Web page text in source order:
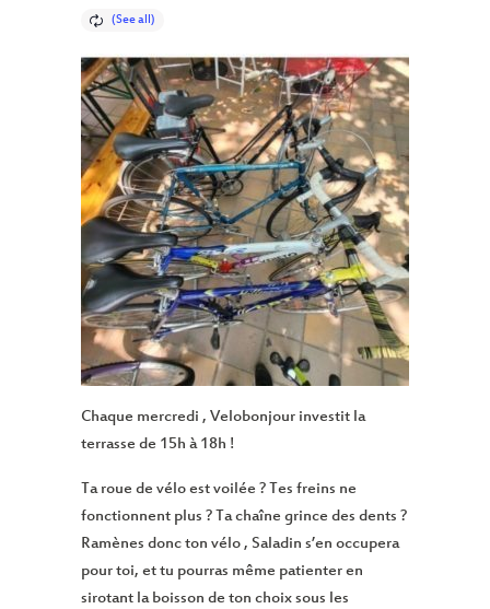
Chaque mercredi , Velobonjour investit la
terrasse de 15h à 18h !
Ta roue de vélo est voilée ? Tes freins ne
fonctionnent plus ? Ta chaîne grince des dents ?
Ramènes donc ton vélo , Saladin s’en occupera
pour toi, et tu pourras même patienter en
sirotant la boisson de ton choix sous les